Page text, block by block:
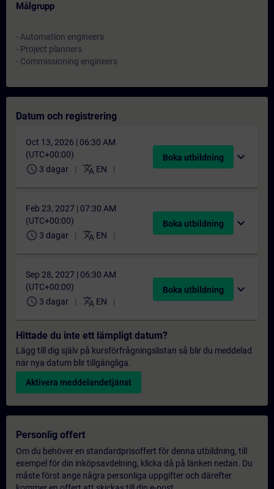
Målgrupp
- Automation engineers
- Project planners
- Commissioning engineers
Datum och registrering
Oct 13, 2026 | 06:30 AM
(UTC+00:00)
schedule 3 dagar translate EN
Boka utbildning expand_more
Feb 23, 2027 | 07:30 AM
(UTC+00:00)
schedule 3 dagar translate EN
Boka utbildning expand_more
Sep 28, 2027 | 06:30 AM
(UTC+00:00)
schedule 3 dagar translate EN
Boka utbildning expand_more
Hittade du inte ett lämpligt datum?
Lägg till dig själv på kursförfrågningslistan så blir du meddelad
när nya datum blir tillgängliga.
Aktivera meddelandetjänst
Personlig offert
Om du behöver en standardprisoffert för denna utbildning, till
exempel för din inköpsavdelning, klicka då på länken nedan. Du
måste först ange några personliga uppgifter och därefter